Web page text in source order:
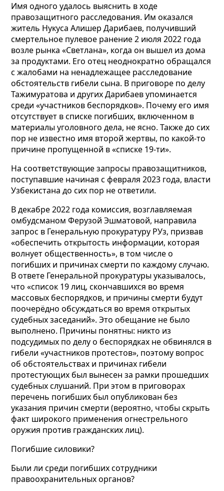
Имя одного удалось выяснить в ходе
правозащитного расследования. Им оказался
житель Нукуса Алишер Дарибаев, получивший
смертельное пулевое ранение 2 июля 2022 года
возле рынка «Светлана», когда он вышел из дома
за продуктами. Его отец неоднократно обращался
с жалобами на ненадлежащее расследование
обстоятельств гибели сына. В приговоре по делу
Тажимуратова и других Дарибаев упоминается
среди «участников беспорядков». Почему его имя
отсутствует в списке погибших, включенном в
материалы уголовного дела, не ясно. Также до сих
пор не известно имя второй жертвы, по какой-то
причине пропущенной в «списке 19-ти».
На соответствующие запросы правозащитников,
поступавшие начиная с февраля 2023 года, власти
Узбекистана до сих пор не ответили.
В декабре 2022 года комиссия, возглавляемая
омбудсманом Ферузой Эшматовой, направила
запрос в Генеральную прокуратуру РУз, призвав
«обеспечить открытость информации, которая
волнует общественность», в том числе о
погибших и причинах смерти по каждому случаю.
В ответе Генеральной прокуратуры указывалось,
что «список 19 лиц, скончавшихся во время
массовых беспорядков, и причины смерти будут
поочерёдно обсуждаться во время открытых
судебных заседаний». Это обещание не было
выполнено. Причины понятны: никто из
подсудимых по делу о беспорядках не обвинялся в
гибели «участников протестов», поэтому вопрос
об обстоятельствах и причинах гибели
протестующих был вынесен за рамки прошедших
судебных слушаний. При этом в приговорах
перечень погибших был опубликован без
указания причин смерти (вероятно, чтобы скрыть
факт широкого применения огнестрельного
оружия против гражданских лиц).
Погибшие силовики?
Были ли среди погибших сотрудники
правоохранительных органов?